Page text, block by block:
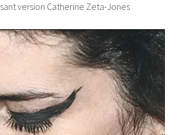
version Catherine Zeta-Jones